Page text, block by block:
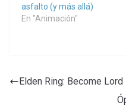
asfalto (y más allá)
En "Animación"
Elden Ring: Become Lord